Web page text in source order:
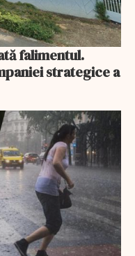
falimentul.
strategice a